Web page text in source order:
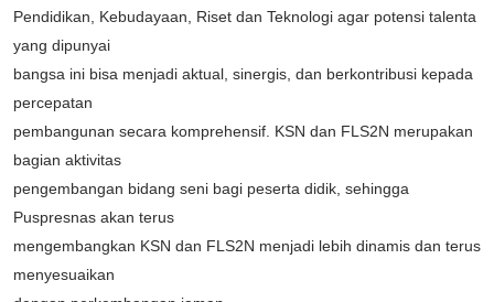
Pendidikan, Kebudayaan, Riset dan Teknologi agar potensi talenta
yang dipunyai
bangsa ini bisa menjadi aktual, sinergis, dan berkontribusi kepada
percepatan
pembangunan secara komprehensif. KSN dan FLS2N merupakan
bagian aktivitas
pengembangan bidang seni bagi peserta didik, sehingga
Puspresnas akan terus
mengembangkan KSN dan FLS2N menjadi lebih dinamis dan terus
menyesuaikan